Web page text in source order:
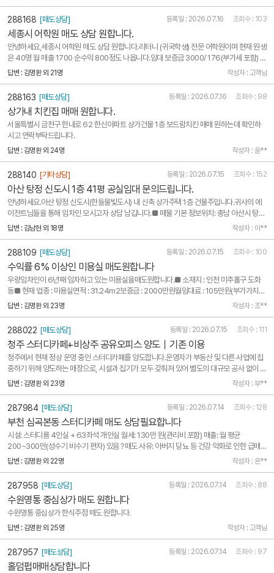
288168 [매도상담] 등록일 : 2026.07.16 조회수 : 103
세종시 어학원 매도 상담 원합니다.
안녕하세요,세종시 어학원 매도 상담 원합니다.리터니 (귀국학생) 전문 어학원이며 현재 원생
은 40명 월 매출 1700 순수익 800정도 나옵니다.임대 보증금 3000/ 176(부가세 포함) 지
출은 강사 급여 (600) + 임대료 및 관리비 (200) 정도 나옵니다.강사는 모두 원어민 강사 (풀
답변 : 김명환 외 21명 작성자 : 고객님
288163 [매도상담] 등록일 : 2026.07.16 조회수 : 98
상가내 치킨집 매매 원합니다.
서울특별시 금천구 한내로 62 한신아파트 상가건물 1층 보드람치킨 매매 원하는데 확인하
시고 연락부탁드립니다.
답변 : 김명환 외 24명 작성자 : 윤**
288140 [기타상담] 등록일 : 2026.07.15 조회수 : 152
아산 탕정 신도시 1층 41평 공실임대 문의드립니다.
안녕하세요.아산 탕정 신도시(한들물빛도시) 내 신축 상가주택 1층 건물주입니다.귀사의 에
이전트님들을 통해 임차인 모시고자 상담 남깁니다.■ 매물 기본 정보위치: 충남 아산시 탕정
면 매곡한들15길 7-18면적: 1층 전체 41평 (단독 매장)임대 조건: 보증금 5000만 원 / 월세
답변 : 김남현 외 18명 작성자 : 이**
288109 [매도상담] 등록일 : 2026.07.15 조회수 : 100
수익률 6% 이상인 미용실 매도원합니다
우량임차인이 6년째 임차하고 있는 미용실을매도원합니다.■ 소재지 : 인천 미추홀구 도화
동■ 현재 업종 : 미용실면적 : 31.24m2보증금 : 2000만원월임대료 : 105만원(부가가치세
별도)
답변 : 김명환 외 23명 작성자 : 조**
288022 [매도상담] 등록일 : 2026.07.15 조회수 : 111
청주 스터디카페+비상주 공유오피스 양도｜기존 이용
청주에서 현재 정상 운영 중인 스터디카페를 양도합니다.운영자가 부동산 및 다른 사업에 집
중하기 위해 양도하는 매장으로, 시설과 집기가 모두 갖춰져 있어 별도의 대규모 공사 없이 바
로 운영할 수 있습니다.■ 매장 구성* 총 40석( 독립형 1인실 14석 / 오픈형 좌석 26석 / 별
답변 : 김명환 외 23명 작성자 : 부**
287984 [매도상담] 등록일 : 2026.07.14 조회수 : 128
부천 심곡본동 스터디카페 매도 상담필요합니다
시설: 스터디룸 4인실 + 63좌석 개인실 월세: 130만 원(관리비 포함) 매출: 월 평균
200~300만(성수기 비수기 편차) 있음 ?매도 사유: 아버지 당뇨 등 건강 악화로 인한 급매 ?
희망 권리금: 500만원 사항: 선수금/유료광고 없이 진행 원함. 단골 이탈 방지를 위해 상호 비
답변 : 김명환 외 22명 작성자 : 온**
287958 [매도상담] 등록일 : 2026.07.14 조회수 : 88
수원영통 중심상가 매도 원합니다
수원영통 중심상가 한식주점 매도 원합니다.
답변 : 김명환 외 25명 작성자 : 고객님
287957 [매도상담] 등록일 : 2026.07.14 조회수 : 97
홀덤펍매매상담합니다